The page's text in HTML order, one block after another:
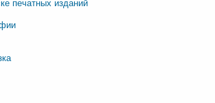
печатных изданий